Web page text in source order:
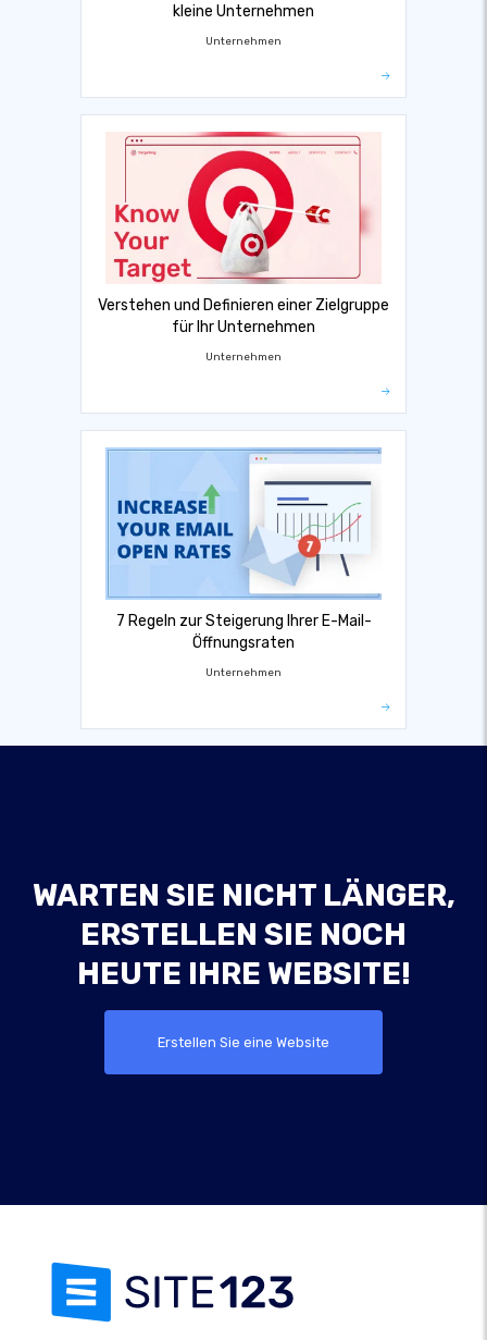
kleine Unternehmen
Unternehmen
Verstehen und Definieren einer Zielgruppe
für Ihr Unternehmen
Unternehmen
7 Regeln zur Steigerung Ihrer E-Mail-
Öffnungsraten
Unternehmen
WARTEN SIE NICHT LÄNGER,
ERSTELLEN SIE NOCH
HEUTE IHRE WEBSITE!
Erstellen Sie eine Website